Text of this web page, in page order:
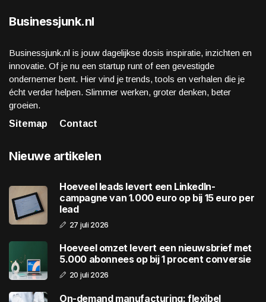
Businessjunk.nl
Businessjunk.nl is jouw dagelijkse dosis inspiratie, inzichten en
innovatie. Of je nu een startup runt of een gevestigde
ondernemer bent. Hier vind je trends, tools en verhalen die je
écht verder helpen. Slimmer werken, groter denken, beter
groeien.
Sitemap
Contact
Nieuwe artikelen
Hoeveel leads levert een LinkedIn-
campagne van 1.000 euro op bij 15 euro per
lead
27 juli 2026
Hoeveel omzet levert een nieuwsbrief met
5.000 abonnees op bij 1 procent conversie
20 juli 2026
On-demand manufacturing: flexibel